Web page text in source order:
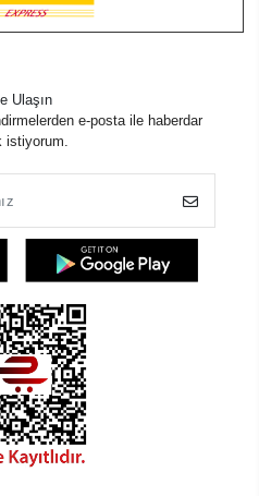
Ulaşın
e-posta ile haberdar
istiyorum.